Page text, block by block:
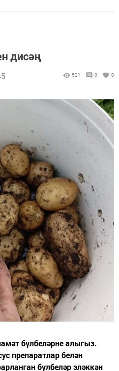
дисәң
521 0 0
бүлбеләрне алыгыз.
препаратлар белән
бүлбеләр эләккән